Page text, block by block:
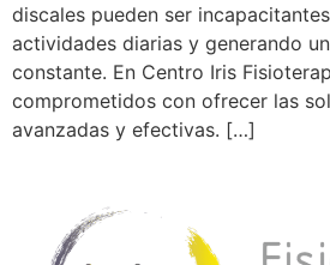
discales pueden ser
actividades diarias y generando
constante. En Centro Iris
comprometidos con ofrecer las
avanzadas y efectivas. […]